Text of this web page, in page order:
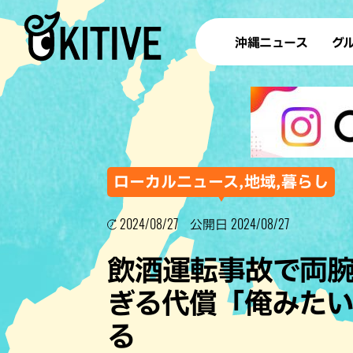
沖縄ニュース グ
ラ
テイ
すし
洋食
ステー
その他
ローカルニュース,地域,暮らし
2024/08/27 公開日 2024/08/27
飲酒運転事故で両
ぎる代償「俺みた
る